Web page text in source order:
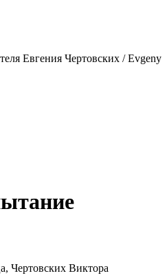
Евгения Чертовских / Evgeny
Чертовских Виктора